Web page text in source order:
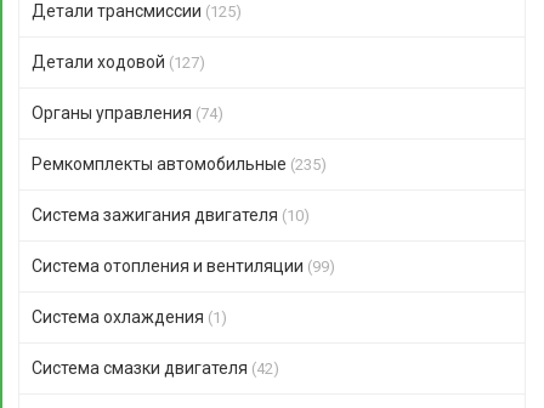
Детали трансмиссии (125)
Детали ходовой (127)
Органы управления (74)
Ремкомплекты автомобильные (235)
Система зажигания двигателя (10)
Система отопления и вентиляции (99)
Система охлаждения (1)
Система смазки двигателя (42)